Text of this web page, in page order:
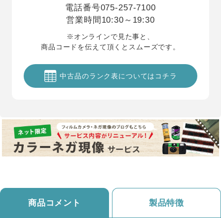
電話番号075-257-7100
営業時間 10:30～19:30
※オンラインで見た事と、
商品コードを伝えて頂くとスムーズです。
中古品のランク表についてはコチラ
商品コメント 製品特徴